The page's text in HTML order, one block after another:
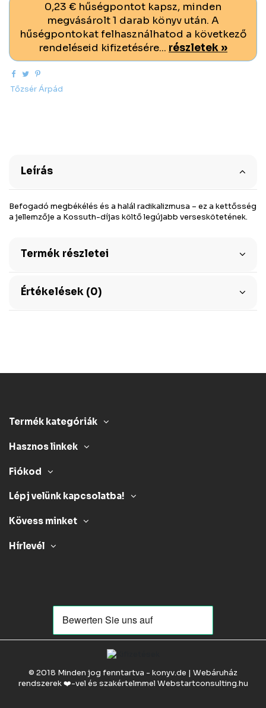
0,23 € hűségpontot kapsz, minden
megvásárolt 1 darab könyv után. A
hűségpontokat felhasználhatod a következő
rendeléseid kifizetésére... részletek »
Tőzsér Árpád
Leírás
Befogadó megbékélés és a halál radikalizmusa – ez a kettősség
a jellemzője a Kossuth-díjas költő legújabb verseskötetének.
Termék részletei
Értékelések (0)
Termék kategóriák
Hasznos linkek
Fiókod
Lépj velünk kapcsolatba!
Kövess minket
Hírlevél
© 2018 Minden jog fenntartva - konyv.de | Webáruház
rendszerek ❤️-vel és szakértelmmel Webstartconsulting.hu